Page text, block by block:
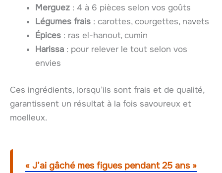
Merguez : 4 à 6 pièces selon vos goûts
Légumes frais : carottes, courgettes, navets
Épices : ras el-hanout, cumin
Harissa : pour relever le tout selon vos
envies
Ces ingrédients, lorsqu’ils sont frais et de qualité,
garantissent un résultat à la fois savoureux et
moelleux.
« J’ai gâché mes figues pendant 25 ans »